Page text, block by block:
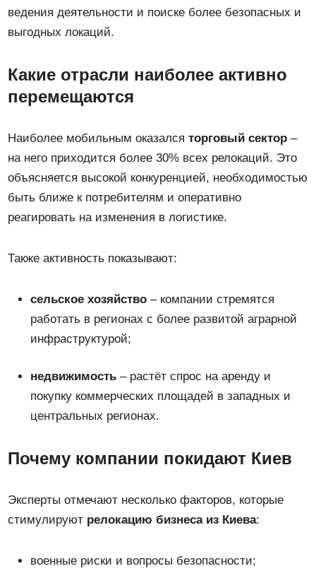
ведения деятельности и поиске более безопасных и
выгодных локаций.
Какие отрасли наиболее активно
перемещаются
Наиболее мобильным оказалсяторговый сектор –
на него приходится более 30% всех релокаций. Это
объясняется высокой конкуренцией, необходимостью
быть ближе к потребителям и оперативно
реагировать на изменения в логистике.
Также активность показывают:
сельское хозяйство – компании стремятся
работать в регионах с более развитой аграрной
инфраструктурой;
недвижимость – растёт спрос на аренду и
покупку коммерческих площадей в западных и
центральных регионах.
Почему компании покидают Киев
Эксперты отмечают несколько факторов, которые
стимулируют релокацию бизнеса из Киева:
военные риски и вопросы безопасности;